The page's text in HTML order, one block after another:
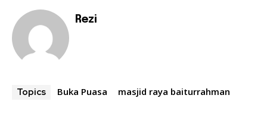
Rezi
Topics Buka Puasa masjid raya baiturrahman